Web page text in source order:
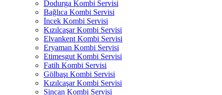
Dodurga Kombi Servisi
Bağlıca Kombi Servisi
İncek Kombi Servisi
Kızılcaşar Kombi Servisi
Elvankent Kombi Servisi
Eryaman Kombi Servisi
Etimesgut Kombi Servisi
Fatih Kombi Servisi
Gölbaşı Kombi Servisi
Kızılcaşar Kombi Servisi
Sincan Kombi Servisi